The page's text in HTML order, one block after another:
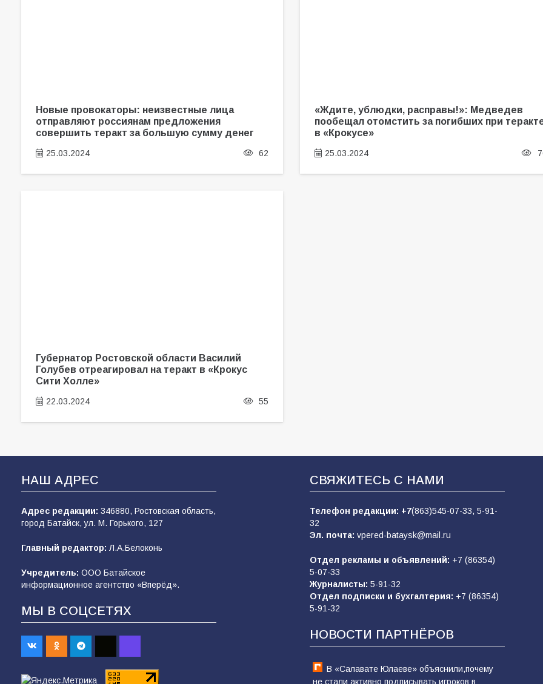
Новые провокаторы: неизвестные лица
отправляют россиянам предложения
совершить теракт за большую сумму денег
25.03.2024 62
«Ждите, ублюдки, расправы!»: Медведев
пообещал отомстить за погибших при
в «Крокусе»
25.03.2024
Губернатор Ростовской области Василий
Голубев отреагировал на теракт в «Крокус
Сити Холле»
22.03.2024 55
НАШ АДРЕС
Адрес редакции: 346880, Ростовская область,
город Батайск, ул. М. Горького, 127
Главный редактор: Л.А.Белоконь
Учредитель: ООО Батайское
информационное агентство «Вперёд».
МЫ В СОЦСЕТЯХ
СВЯЖИТЕСЬ С НАМИ
Телефон редакции: +7(863)545-07-33, 5-91-
32
Эл. почта: vpered-bataysk@mail.ru
Отдел рекламы и объявлений: +7 (86354)
5-07-33
Журналисты: 5-91-32
Отдел подписки и бухгалтерия: +7 (86354)
5-91-32
НОВОСТИ ПАРТНЁРОВ
В «Салавате Юлаеве» объяснили,почему
не стали активно подписывать игроков в